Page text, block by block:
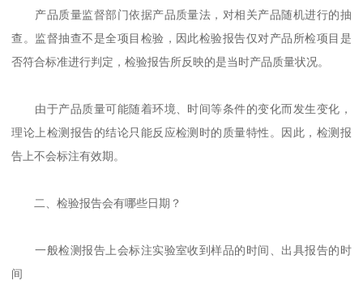
产品质量监督部门依据产品质量法，对相关产品随机进行的抽
查。监督抽查不是全项目检验，因此检验报告仅对产品所检项目是
否符合标准进行判定，检验报告所反映的是当时产品质量状况。
由于产品质量可能随着环境、时间等条件的变化而发生变化，
理论上检测报告的结论只能反应检测时的质量特性。因此，检测报
告上不会标注有效期。
二、检验报告会有哪些日期？
一般检测报告上会标注实验室收到样品的时间、出具报告的时
间